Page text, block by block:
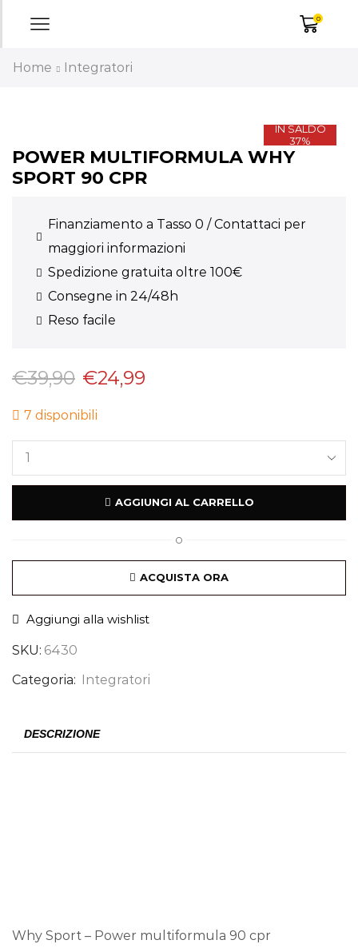
0
Home Integratori
IN SALDO
37%
POWER MULTIFORMULA WHY
SPORT 90 CPR
Finanziamento a Tasso 0 / Contattaci per
maggiori informazioni
Spedizione gratuita oltre 100€
Consegne in 24/48h
Reso facile
€39,90 €24,99
7 disponibili
AGGIUNGI AL CARRELLO
O
ACQUISTA ORA
Aggiungi alla wishlist
SKU: 6430
Categoria: Integratori
DESCRIZIONE
Why Sport – Power multiformula 90 cpr